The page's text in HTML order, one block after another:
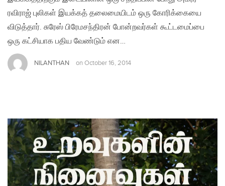
ரவிராஜ் புலிகள் இயக்கத் தலைமையிடம் ஒரு கோரிக்கையை
விடுத்தார். சுரேஸ் பிரேமசந்திரன் போன்றவர்கள் கூட்டமைப்பை
ஒரு கட்சியாக பதிய வேண்டும் என…
NILANTHAN on October 16, 2014